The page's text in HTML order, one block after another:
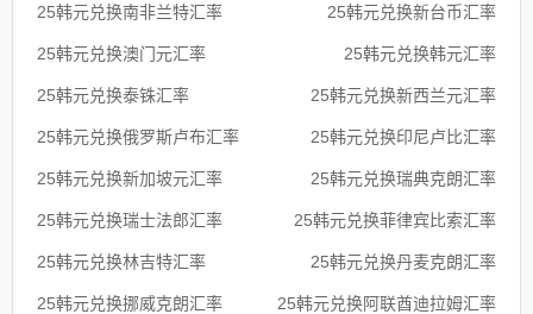
25韩元兑换南非兰特汇率 25韩元兑换新台币汇率
25韩元兑换澳门元汇率 25韩元兑换韩元汇率
25韩元兑换泰铢汇率 25韩元兑换新西兰元汇率
25韩元兑换俄罗斯卢布汇率 25韩元兑换印尼卢比汇率
25韩元兑换新加坡元汇率 25韩元兑换瑞典克朗汇率
25韩元兑换瑞士法郎汇率 25韩元兑换菲律宾比索汇率
25韩元兑换林吉特汇率 25韩元兑换丹麦克朗汇率
25韩元兑换挪威克朗汇率 25韩元兑换阿联酋迪拉姆汇率